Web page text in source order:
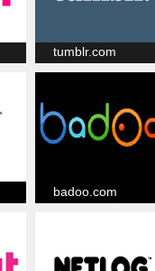
tumblr.com
badoo.com